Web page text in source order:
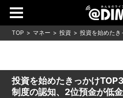
TOP マネー 投資 投資を始めた
投資を始めたきっかけ
制度の認知、2位預金が低